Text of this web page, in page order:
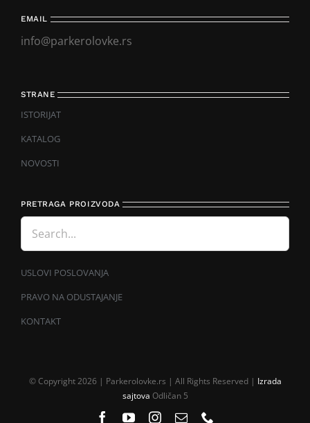
EMAIL
info@parkerolovke.rs
STRANE
ISTORIJAT
KATALOG
NOVOSTI
PRETRAGA PROIZVODA
USLOVI POSLOVANJA
PRAVO NA ODUSTAJANJE
KONTAKT
© Copyright 2026 | Parkerolovke.rs | All Rights Reserved | Izrada
sajtova Odličan 5